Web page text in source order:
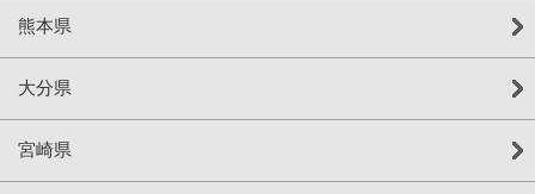
熊本県
大分県
宮崎県